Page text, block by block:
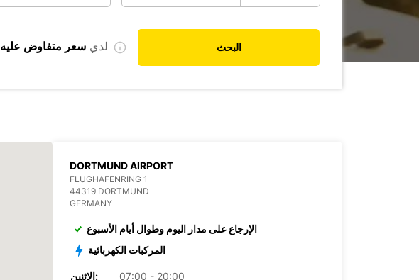
لدي سعر متفاوض عليه البحث
DORTMUND AIRPORT
FLUGHAFENRING 1
44319 DORTMUND
GERMANY
الإرجاع على مدار اليوم وطوال أيام الأسبوع
المركبات الكهربائية
الإثنين:
07:00 - 20:00